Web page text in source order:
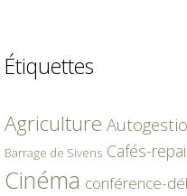
Étiquettes
Agriculture
Barrage de Sivens Cafés-
Cinéma conférence-